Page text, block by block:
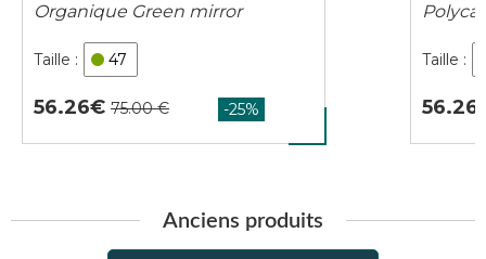
Organique Green mirror
47
56.26 56.26
Anciens produits